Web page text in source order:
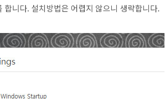
니다. 설치방법은 어렵지 않으니 생략합니다.